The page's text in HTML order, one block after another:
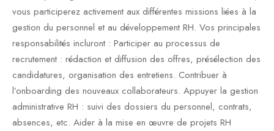
vous participerez activement aux différentes missions liées à la
gestion du personnel et au développement RH. Vos principales
responsabilités incluront : Participer au processus de
recrutement : rédaction et diffusion des offres, présélection des
candidatures, organisation des entretiens. Contribuer à
l’onboarding des nouveaux collaborateurs. Appuyer la gestion
administrative RH : suivi des dossiers du personnel, contrats,
absences, etc. Aider à la mise en œuvre de projets RH